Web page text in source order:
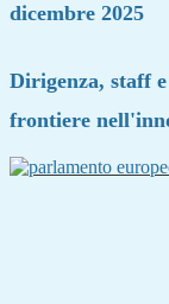
dicembre 2025
Dirigenza, staff
frontiere